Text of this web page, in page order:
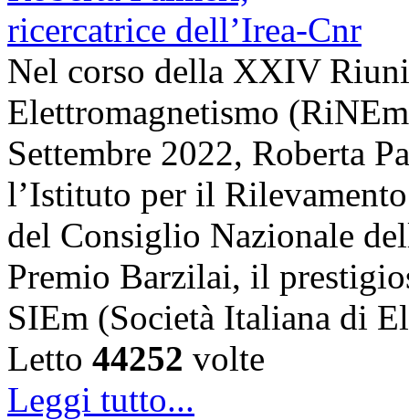
Nel corso della XXIV
Elettromagnetismo
Settembre 2022, Roberta
l’Istituto per il
del Consiglio Nazionale
Premio Barzilai, il
SIEm (Società Italiana di
Letto 44252 volte
Leggi tutto...